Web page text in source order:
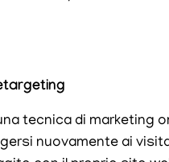
tecnica di marketing
nuovamente ai